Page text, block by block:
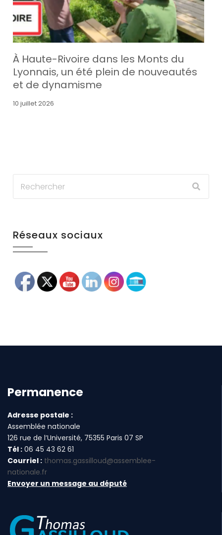
À Haute-Rivoire dans les Monts du
Lyonnais, un été plein de nouveautés
et de dynamisme
10 juillet 2026
Réseaux sociaux
Permanence
Adresse postale :
Assemblée nationale
126 rue de l’Université, 75355 Paris 07 SP
Tél : 06 45 43 62 61
Courriel : thomas.gassilloud@assemblee-
nationale.fr
Envoyer un message au député